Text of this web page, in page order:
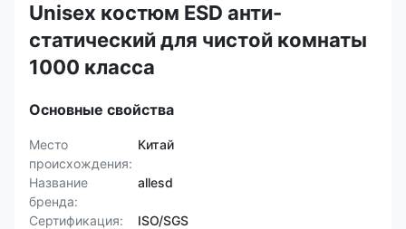
Unisex костюм ESD анти-
статический для чистой комнаты
1000 класса
Основные свойства
Место
происхождения:
Китай
Название
бренда:
allesd
Сертификация:
ISO/SGS